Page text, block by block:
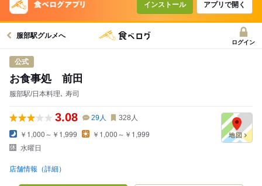
インストール アプリで開く
服部駅グルメへ
ログイン
公式
お食事処 前田
服部駅/日本料理､ 寿司
3.08 29人 328 人
￥1,000～￥1,999
￥1,000～￥1,999
水曜日
店舗情報（詳細）